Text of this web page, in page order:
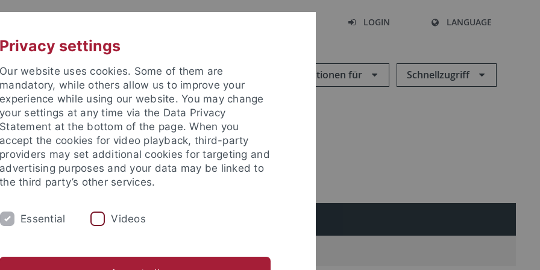
LOGIN LANGUAGE
Informationen für Schnellzugriff
SEMINARE KONTAKT
Privacy settings
Our website uses cookies. Some of them are
mandatory, while others allow us to improve your
experience while using our website. You may change
your settings at any time via the Data Privacy
Statement at the bottom of the page. When you
accept the cookies for video playback, third-party
providers may set additional cookies for targeting and
advertising purposes and your data may be linked to
the third party’s other services.
Essential Videos